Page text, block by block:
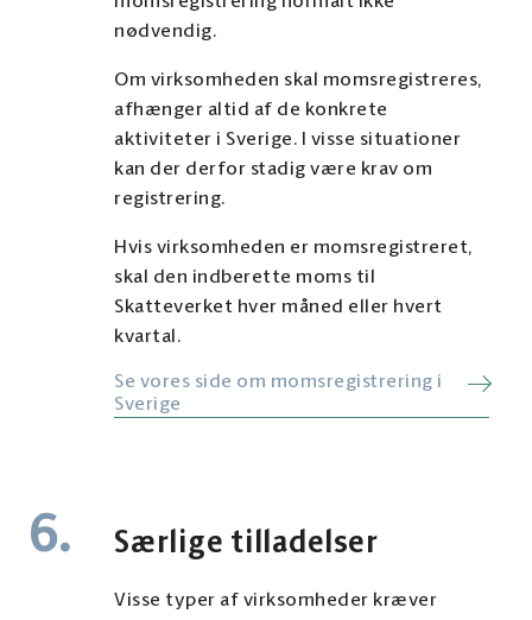
nødvendig.
Om virksomheden skal momsregistreres,
afhænger altid af de konkrete
aktiviteter i Sverige. I visse situationer
kan der derfor stadig være krav om
registrering.
Hvis virksomheden er momsregistreret,
skal den indberette moms til
Skatteverket hver måned eller hvert
kvartal.
Se vores side om momsregistrering i
Sverige
6. Særlige tilladelser
Visse typer af virksomheder kræver